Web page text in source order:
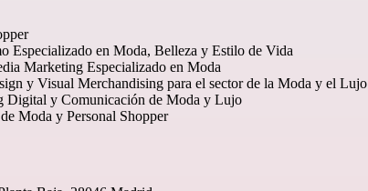
Especializado en Moda, Belleza y Estilo de Vida
Marketing Especializado en Moda
y Visual Merchandising para el sector de la Moda y el Lujo
Digital y Comunicación de Moda y Lujo
Moda y Personal Shopper